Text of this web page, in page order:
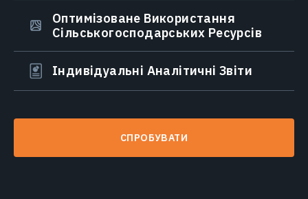
Оптимізоване Використання
Сільськогосподарських Ресурсів
Індивідуальні Аналітичні Звіти
СПРОБУВАТИ